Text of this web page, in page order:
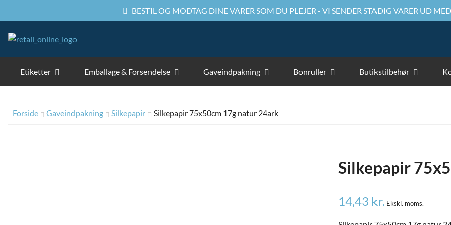
BESTIL OG MODTAG DINE VARER SOM DU PLEJER - VI SENDER STADIG VARER UD
Etiketter Emballage & Forsendelse Gaveindpakning Bonruller Butikstilbehør
Forside Gaveindpakning Silkepapir Silkepapir 75x50cm 17g natur 24ark
Silkepapir
14,43 kr. Ekskl. moms.